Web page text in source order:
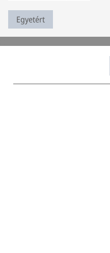
Egyetért